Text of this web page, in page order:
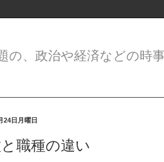
の、政治や経済などの時
24日月曜日
職種の違い